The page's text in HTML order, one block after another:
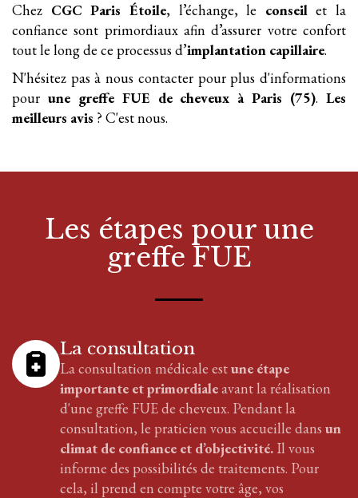
Chez CGC Paris Étoile, l’échange, le conseilet la
confiance sont primordiaux afin d’assurer votre confort
tout le long de ce processus d’implantation capillaire.
N'hésitez pas à nous contacter pour plus d'informations
pour une greffe FUE de cheveux à Paris (75).Les
meilleurs avis ? C'est nous.
Les étapes pour une
greffe FUE
La consultation
La consultation médicale estune étape
importante et primordialeavant la réalisation
d'une greffe FUEde cheveux. Pendant la
consultation, le praticien vous accueille dans un
climat de confiance et d’objectivité. Il vous
informe des possibilités de traitements. Pour
cela, il prend en compte votre âge, vos